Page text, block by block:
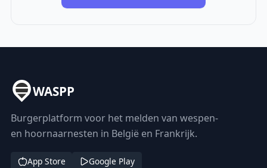
WASPP
Burgerplatform voor het melden van wespen-
en hoornaarnesten in België en Frankrijk.
App Store Google Play